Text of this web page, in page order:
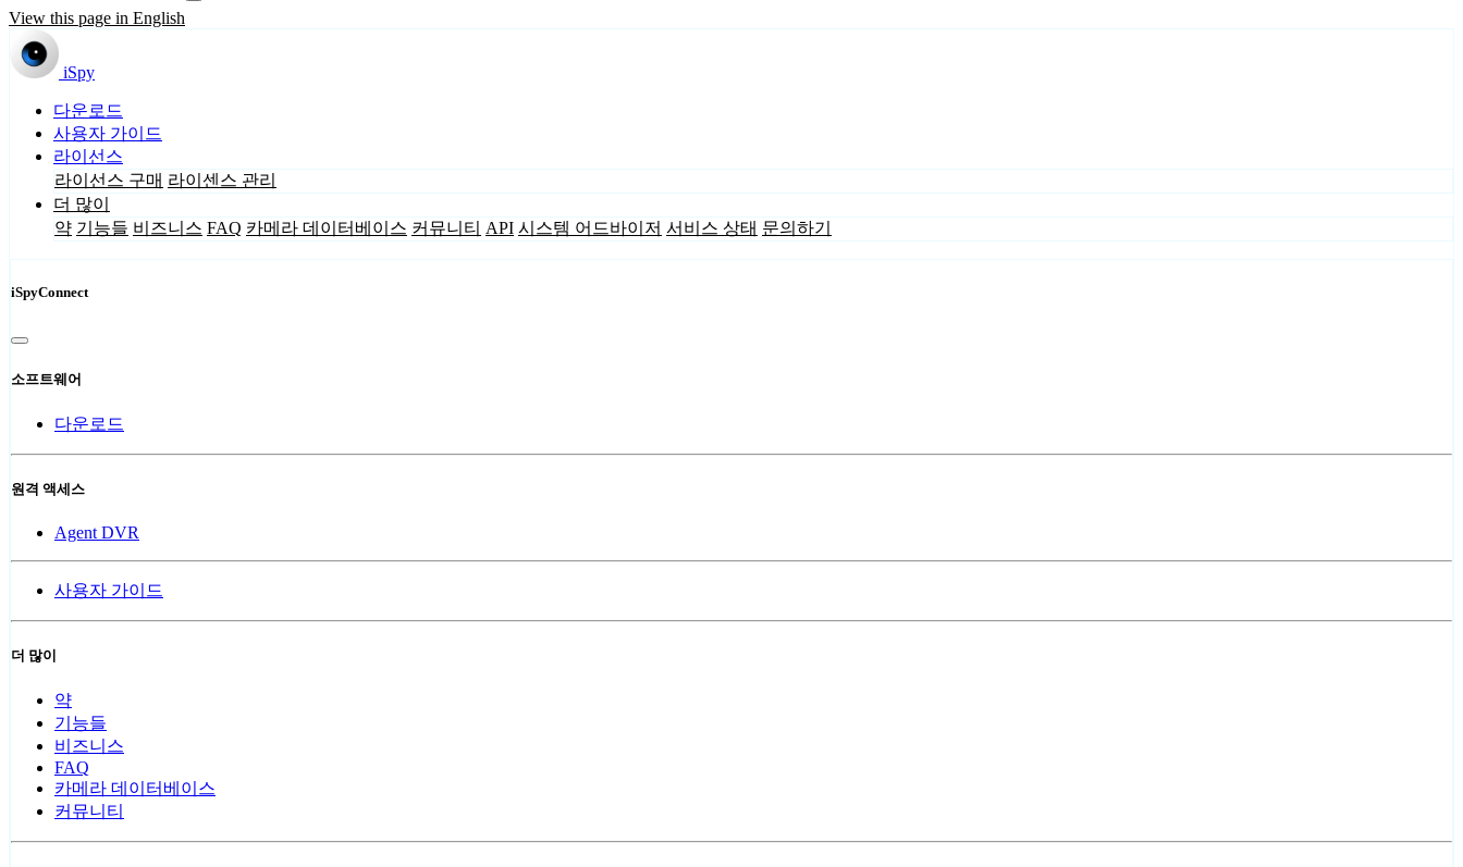
View this page in English
iSpy
다운로드
사용자 가이드
라이선스
라이선스 구매 라이센스 관리
더 많이
약 기능들 비즈니스 FAQ 카메라 데이터베이스 커뮤니티 API 시스템 어드바이저 서비스 상태 문의하기
iSpyConnect
소프트웨어
다운로드
원격 액세스
Agent DVR
사용자 가이드
더 많이
약
기능들
비즈니스
FAQ
카메라 데이터베이스
커뮤니티